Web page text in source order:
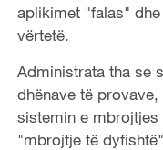
aplikimet "falas"
vërtetë.
Administrata tha se
dhënave të
sistemin e
"mbrojtje të